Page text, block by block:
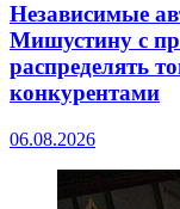
Независимые
Мишустину с
распределять
конкурентами
06.08.2026